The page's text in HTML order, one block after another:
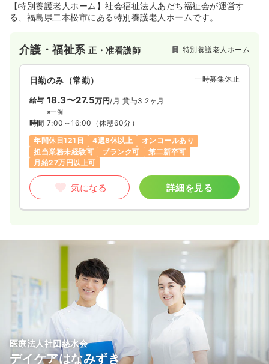
【特別養護老人ホーム】社会福祉法人あだち福祉会が運営す
る、福島県二本松市にある特別養護老人ホームです。
介護・福祉系正・准看護師 特別養護老人ホーム
日勤のみ（常勤） 一時募集休止
給与 18.3〜27.5万円/月 賞与3.2ヶ月
※一例
時間 7:00～16:00 （休憩60分）
年間休日121日
4週8休以上
オンコールあり
担当業務未経験可
ブランク可
第二新卒可
月給27万円以上可
気になる 詳細を見る
医療法人社団慈水会
デイケアはなみずき